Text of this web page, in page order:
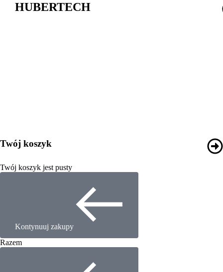
HUBERTECH
Twój koszyk
Twój koszyk jest pusty
Kontynuuj zakupy
Razem